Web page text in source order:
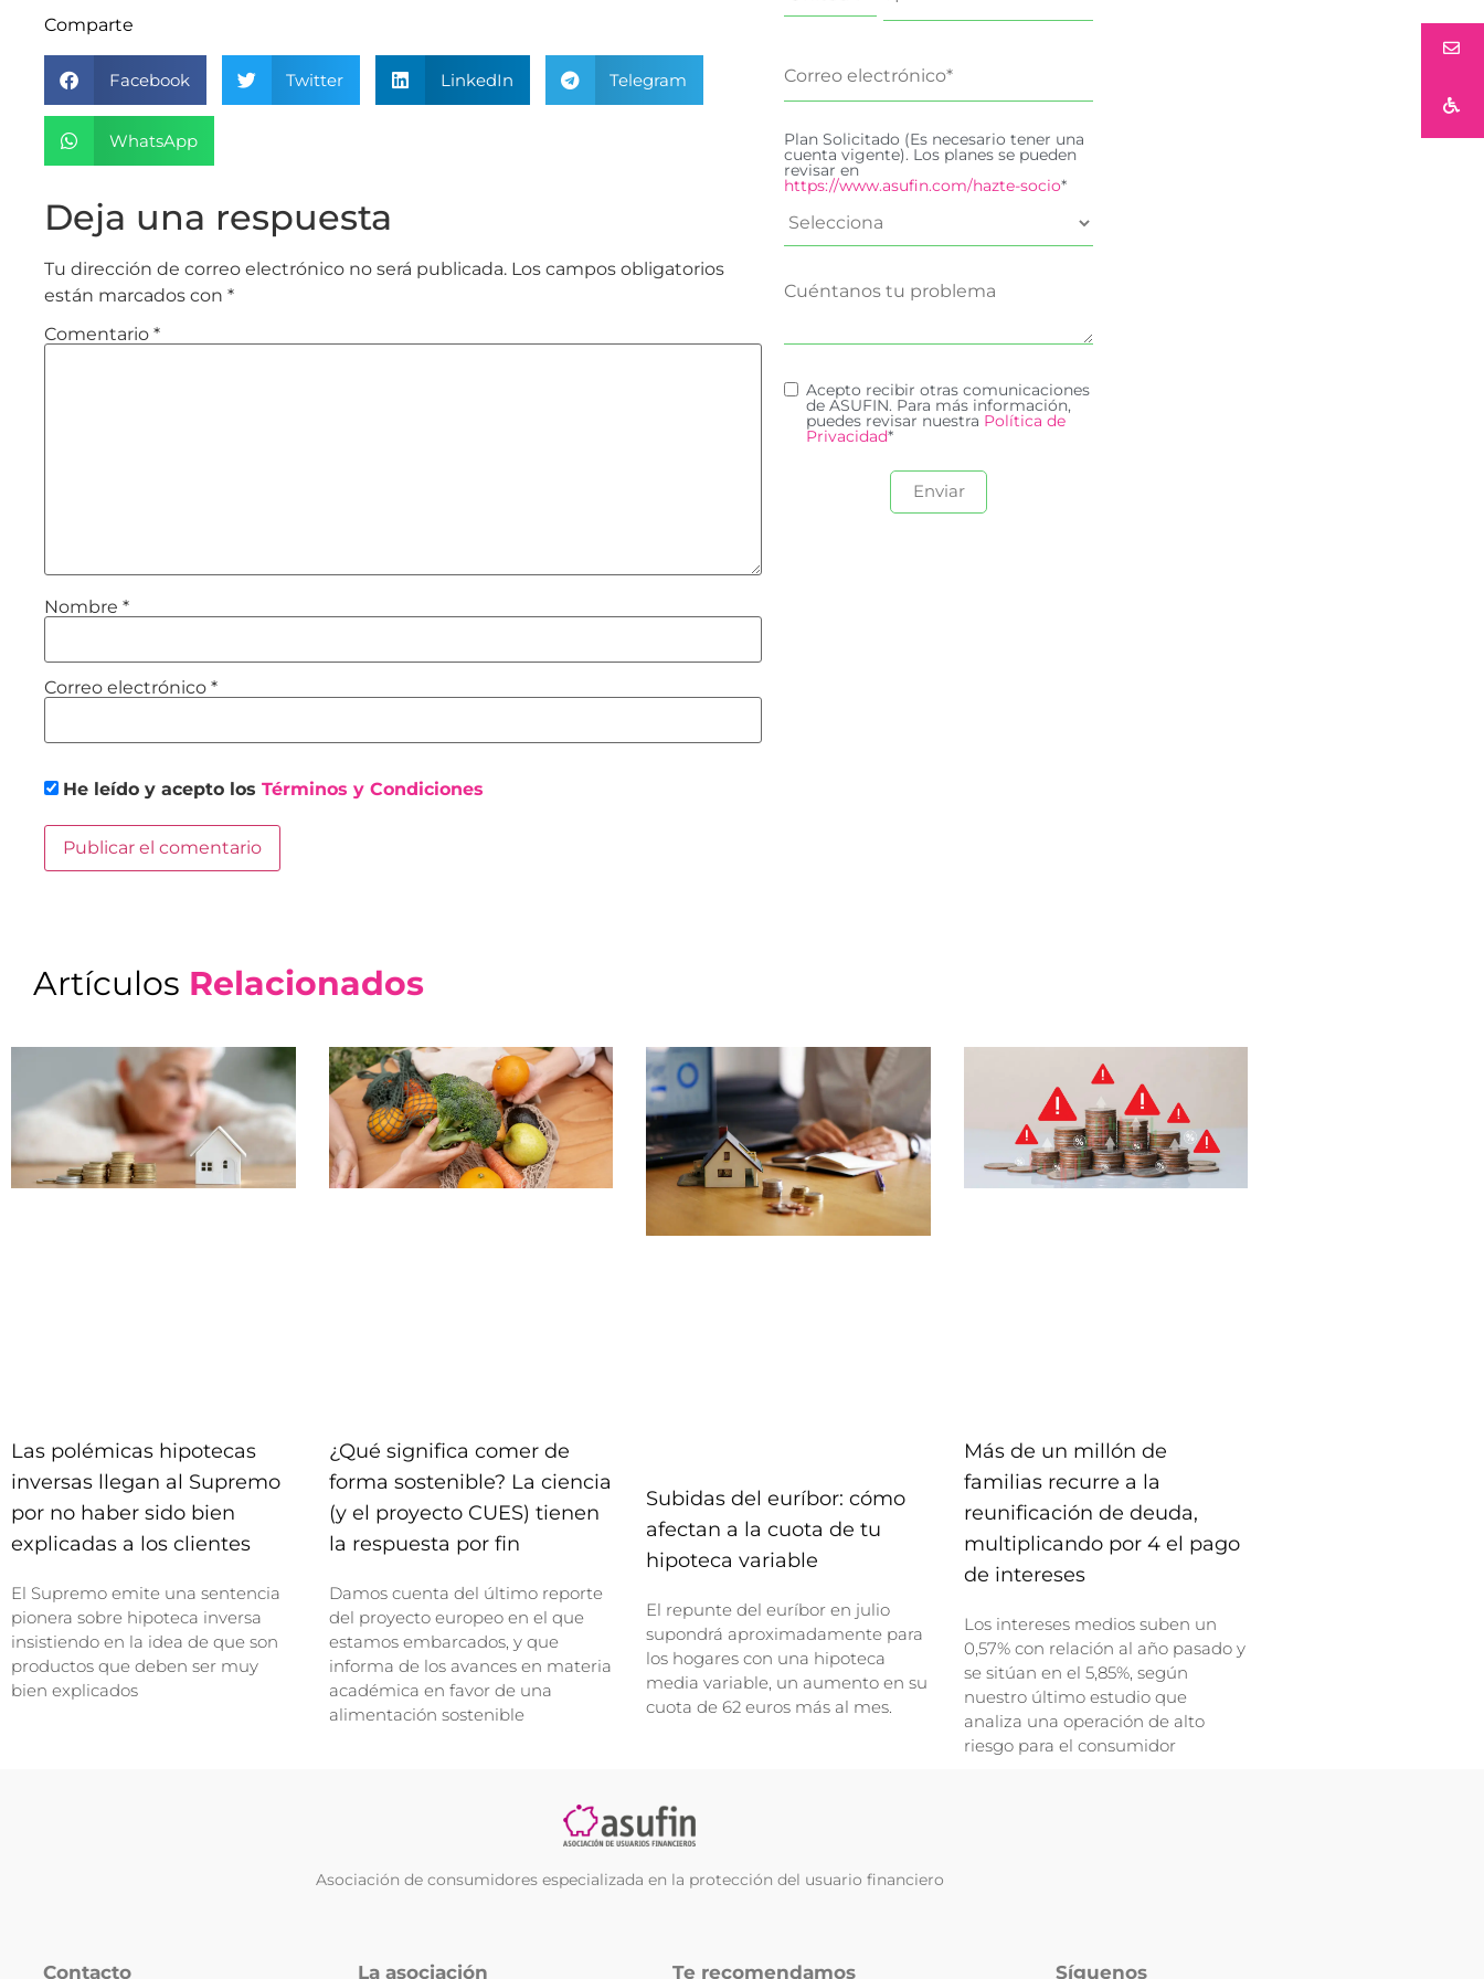
Comparte
Facebook Twitter LinkedIn Telegram
WhatsApp
Deja una respuesta
Tu dirección de correo electrónico no será publicada. Los campos obligatorios
están marcados con *
Comentario *
Nombre *
Correo electrónico *
He leído y acepto los Términos y Condiciones
Plan Solicitado (Es necesario tener una
cuenta vigente). Los planes se pueden
revisar en
https://www.asufin.com/hazte-socio*
Acepto recibir otras comunicaciones
de ASUFIN. Para más información,
puedes revisar nuestra Política de
Privacidad*
Artículos Relacionados
Las polémicas hipotecas
inversas llegan al Supremo
por no haber sido bien
explicadas a los clientes
El Supremo emite una sentencia
pionera sobre hipoteca inversa
insistiendo en la idea de que son
productos que deben ser muy
bien explicados
¿Qué significa comer de
forma sostenible? La ciencia
(y el proyecto CUES) tienen
la respuesta por fin
Damos cuenta del último reporte
del proyecto europeo en el que
estamos embarcados, y que
informa de los avances en materia
académica en favor de una
alimentación sostenible
Subidas del euríbor: cómo
afectan a la cuota de tu
hipoteca variable
El repunte del euríbor en julio
supondrá aproximadamente para
los hogares con una hipoteca
media variable, un aumento en su
cuota de 62 euros más al mes.
Más de un millón de
familias recurre a la
reunificación de deuda,
multiplicando por 4 el pago
de intereses
Los intereses medios suben un
0,57% con relación al año pasado y
se sitúan en el 5,85%, según
nuestro último estudio que
analiza una operación de alto
riesgo para el consumidor
Asociación de consumidores especializada en la protección del usuario financiero
Contacto La asociación Te recomendamos Síguenos